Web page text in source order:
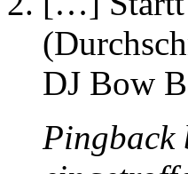
DJ Bow
Pingback